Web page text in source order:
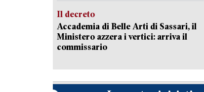
Il decreto
Accademia di Belle Arti di Sassari, il
Ministero azzera i vertici: arriva il
commissario